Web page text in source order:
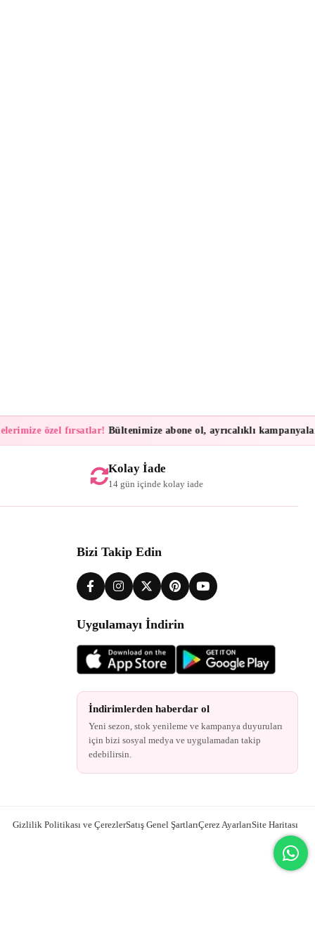
özel fırsatlar!Bültenimize abone ol, ayrıcalıklı kampanyalar
Kolay İade
14 gün içinde kolay iade
Bizi Takip Edin
Uygulamayı İndirin
İndirimlerden haberdar ol
Yeni sezon, stok yenileme ve kampanya duyuruları
için bizi sosyal medya ve uygulamadan takip
edebilirsin.
Gizlilik Politikası ve ÇerezlerSatış Genel ŞartlarıÇerez AyarlarıSite Haritası